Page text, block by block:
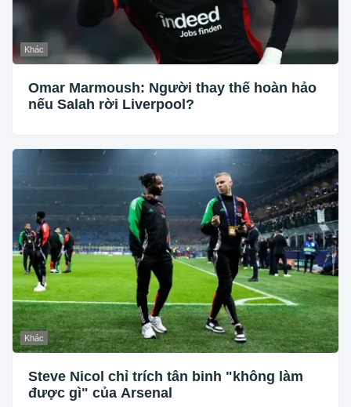
Khác
Omar Marmoush: Người thay thế hoàn hảo
nếu Salah rời Liverpool?
Khác
Steve Nicol chỉ trích tân binh "không làm
được gì" của Arsenal